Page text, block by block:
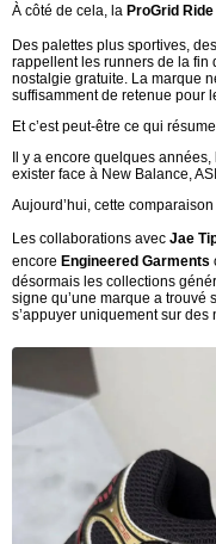
À côté de cela, la ProGrid Ride
Des palettes plus sportives,
rappellent les runners de la fin
nostalgie gratuite. La marque
suffisamment de retenue pour
Et c’est peut-être ce qui
Il y a encore quelques
exister face à New Balance,
Aujourd’hui, cette
Les collaborations avec Jae
encore Engineered Garments
désormais les collections
signe qu’une marque a trouvé
s’appuyer uniquement sur des